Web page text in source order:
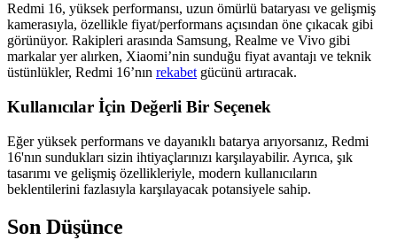
Redmi 16, yüksek performansı, uzun ömürlü bataryası ve gelişmiş
kamerasıyla, özellikle fiyat/performans açısından öne çıkacak gibi
görünüyor. Rakipleri arasında Samsung, Realme ve Vivo gibi
markalar yer alırken, Xiaomi’nin sunduğu fiyat avantajı ve teknik
üstünlükler, Redmi 16’nın rekabet gücünü artıracak.
Kullanıcılar İçin Değerli Bir Seçenek
Eğer yüksek performans ve dayanıklı batarya arıyorsanız, Redmi
16'nın sundukları sizin ihtiyaçlarınızı karşılayabilir. Ayrıca, şık
tasarımı ve gelişmiş özellikleriyle, modern kullanıcıların
beklentilerini fazlasıyla karşılayacak potansiyele sahip.
Son Düşünce